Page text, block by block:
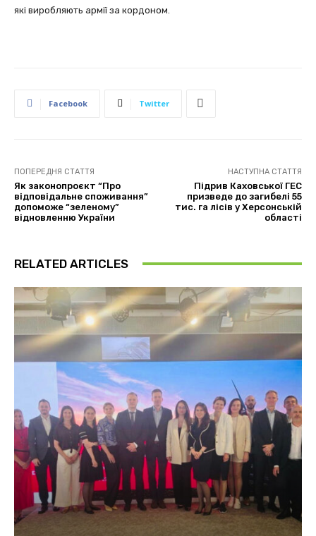
які виробляють армії за кордоном.
Facebook Twitter
ПОПЕРЕДНЯ СТАТТЯ
Як законопроєкт “Про
відповідальне споживання”
допоможе “зеленому”
відновленню України
НАСТУПНА СТАТТЯ
Підрив Каховської ГЕС
призведе до загибелі 55
тис. га лісів у Херсонській
області
RELATED ARTICLES